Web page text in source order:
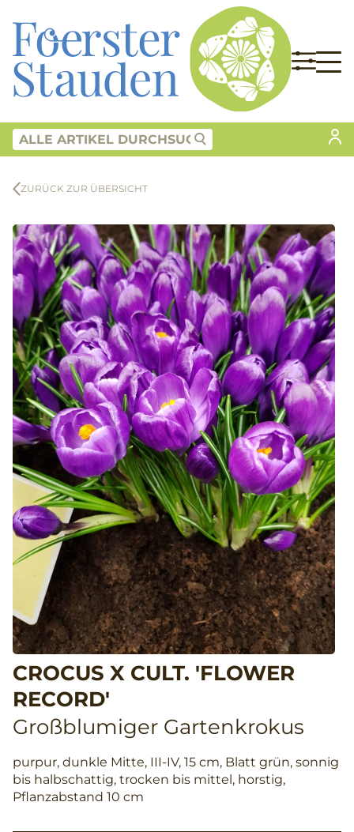
ZURÜCK ZUR ÜBERSICHT
CROCUS X CULT. 'FLOWER
RECORD'
Großblumiger Gartenkrokus
purpur, dunkle Mitte, III-IV, 15 cm, Blatt grün, sonnig
bis halbschattig, trocken bis mittel, horstig,
Pflanzabstand 10 cm